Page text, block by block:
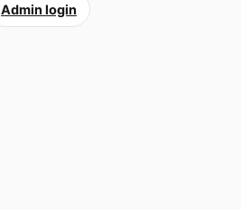
Admin login